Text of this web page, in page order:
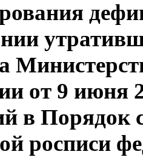
от 9 июня
в Порядок
росписи